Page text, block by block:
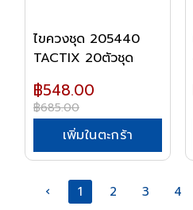
ไขควงชุด 205440
TACTIX 20ตัวชุด
฿548.00
฿685.00
เพิ่มในตะกร้า
‹ 1 2 3 4